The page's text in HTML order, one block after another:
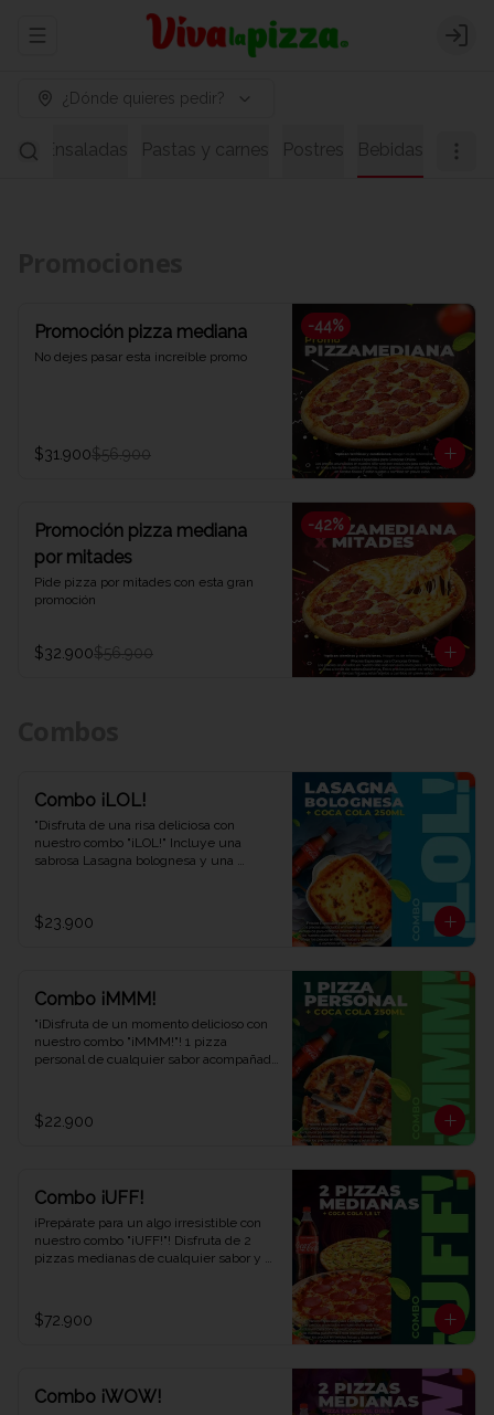
Abrir menu de navegación
¿Dónde quieres pedir?
Ensaladas Pastas y carnes Postres Bebidas
-44%
Promoción pizza mediana
No dejes pasar esta increíble promo
$31.900$56.900
-42%
Promoción pizza mediana
por mitades
Pide pizza por mitades con esta gran
promoción
$32.900$56.900
Combo ¡LOL!
"Disfruta de una risa deliciosa con
nuestro combo "¡LOL!" Incluye una
sabrosa Lasagna bolognesa y una
experiencia de sabor auténtica y
divertida. ¡Ven y descubre por qué este
$23.900
Combo ¡MMM!
"¡Disfruta de un momento delicioso con
nuestro combo "¡MMM!"! 1 pizza
personal de cualquier sabor acompañada
el placer. ¡Ven y descubre por qué este
combo te hará exclamar '¡MMM!' en Viva
$22.900
Combo ¡UFF!
¡Prepárate para un algo irresistible con
nuestro combo "¡UFF!"! Disfruta de 2
pizzas medianas de cualquier sabor y
tus antojos y deleitar tus sentidos. ¡Ven
y descubre el combo que te hará decir
$72.900
Combo ¡WOW!